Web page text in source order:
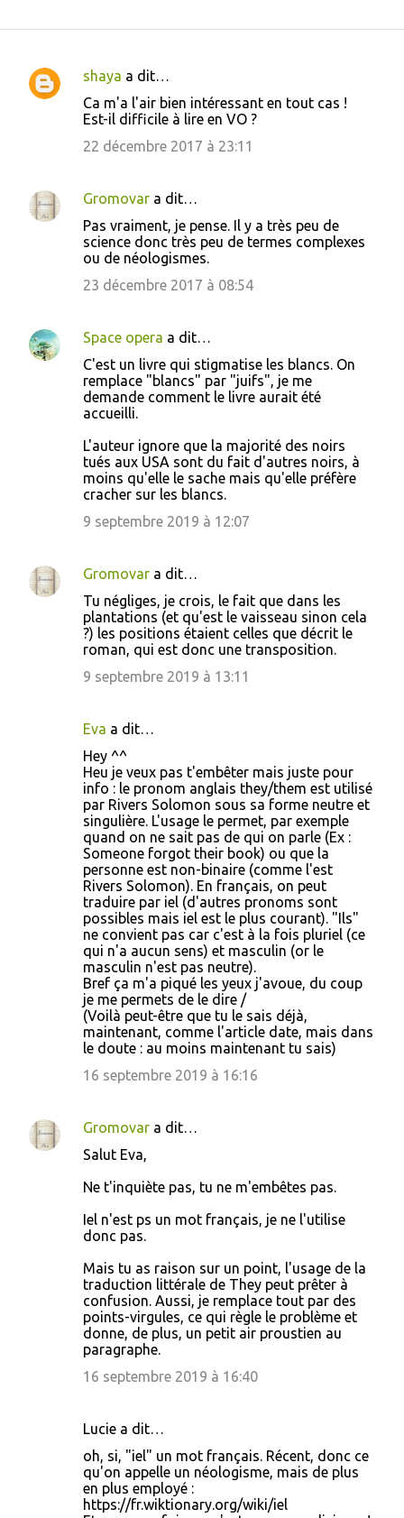
C
e
n
e
shaya a dit…
Ca m'a l'air bien intéressant en tout cas !
Est-il difficile à lire en VO ?
22 décembre 2017 à 23:11
Gromovar a dit…
Pas vraiment, je pense. Il y a très peu de
science donc très peu de termes complexes
ou de néologismes.
23 décembre 2017 à 08:54
Space opera a dit…
C'est un livre qui stigmatise les blancs. On
remplace "blancs" par "juifs", je me
demande comment le livre aurait été
accueilli.
L'auteur ignore que la majorité des noirs
tués aux USA sont du fait d'autres noirs, à
moins qu'elle le sache mais qu'elle préfère
cracher sur les blancs.
9 septembre 2019 à 12:07
Gromovar a dit…
Tu négliges, je crois, le fait que dans les
plantations (et qu'est le vaisseau sinon cela
?) les positions étaient celles que décrit le
roman, qui est donc une transposition.
9 septembre 2019 à 13:11
Eva a dit…
Hey ^^
Heu je veux pas t'embêter mais juste pour
info : le pronom anglais they/them est utilisé
par Rivers Solomon sous sa forme neutre et
singulière. L'usage le permet, par exemple
quand on ne sait pas de qui on parle (Ex :
Someone forgot their book) ou que la
personne est non-binaire (comme l'est
Rivers Solomon). En français, on peut
traduire par iel (d'autres pronoms sont
possibles mais iel est le plus courant). "Ils"
ne convient pas car c'est à la fois pluriel (ce
qui n'a aucun sens) et masculin (or le
masculin n'est pas neutre).
Bref ça m'a piqué les yeux j'avoue, du coup
je me permets de le dire /
(Voilà peut-être que tu le sais déjà,
maintenant, comme l'article date, mais dans
le doute : au moins maintenant tu sais)
16 septembre 2019 à 16:16
Gromovar a dit…
Salut Eva,
Ne t'inquiète pas, tu ne m'embêtes pas.
Iel n'est ps un mot français, je ne l'utilise
donc pas.
Mais tu as raison sur un point, l'usage de la
traduction littérale de They peut prêter à
confusion. Aussi, je remplace tout par des
points-virgules, ce qui règle le problème et
donne, de plus, un petit air proustien au
paragraphe.
16 septembre 2019 à 16:40
Lucie a dit…
oh, si, "iel" un mot français. Récent, donc ce
qu'on appelle un néologisme, mais de plus
en plus employé :
https://fr.wiktionary.org/wiki/iel